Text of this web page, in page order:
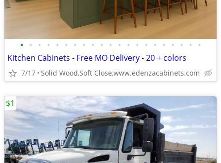
• • • • • • • • • • • • • • • • • • • • •
Kitchen Cabinets - Free MO Delivery - 20 + colors
7/17 Solid Wood,Soft Close,www.edenzacabinets.com
$1